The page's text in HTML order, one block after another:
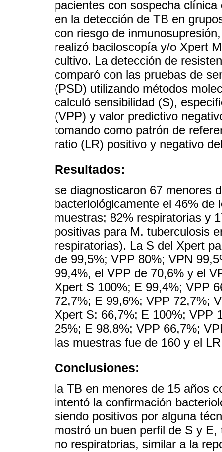
pacientes con sospecha
en la detección de TB en
con riesgo de
realizó baciloscopía y/o Xpert
cultivo. La detección de
comparó con las pruebas de
(PSD) utilizando métodos
calculó sensibilidad (S),
(VPP) y valor predictivo
tomando como patrón de
ratio (LR) positivo y negativo
Resultados:
se diagnosticaron 67 menores
bacteriológicamente el 46% de
muestras; 82% respiratorias y
positivas para M. tuberculosis
respiratorias). La S del Xpert
de 99,5%; VPP 80%; VPN
99,4%, el VPP de 70,6% y el
Xpert S 100%; E 99,4%; VPP
72,7%; E 99,6%; VPP 72,7%;
Xpert S: 66,7%; E 100%; VPP
25%; E 98,8%; VPP 66,7%;
las muestras fue de 160 y el
Conclusiones:
la TB en menores de 15 años
intentó la confirmación
siendo positivos por alguna
mostró un buen perfil de S y
no respiratorias, similar a la